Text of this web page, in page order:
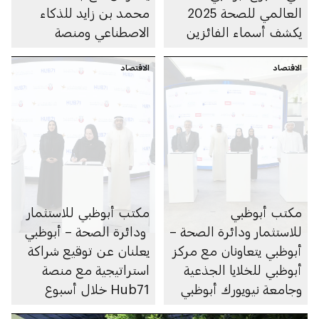
العالمي للصحة 2025
يكشف أسماء الفائزين
محمد بن زايد للذكاء
الاصطناعي ومنصة
الصحة والطب واللياقة
لحياة مستدامة
الاقتصاد
مكتب أبوظبي
للاستثمار ودائرة الصحة –
أبوظبي يتعاونان مع مركز
أبوظبي للخلايا الجذعية
وجامعة نيويورك أبوظبي
الاقتصاد
مكتب أبوظبي للاستثمار
ودائرة الصحة – أبوظبي
يعلنان عن توقيع شراكة
استراتيجية مع منصة
Hub71 خلال أسبوع